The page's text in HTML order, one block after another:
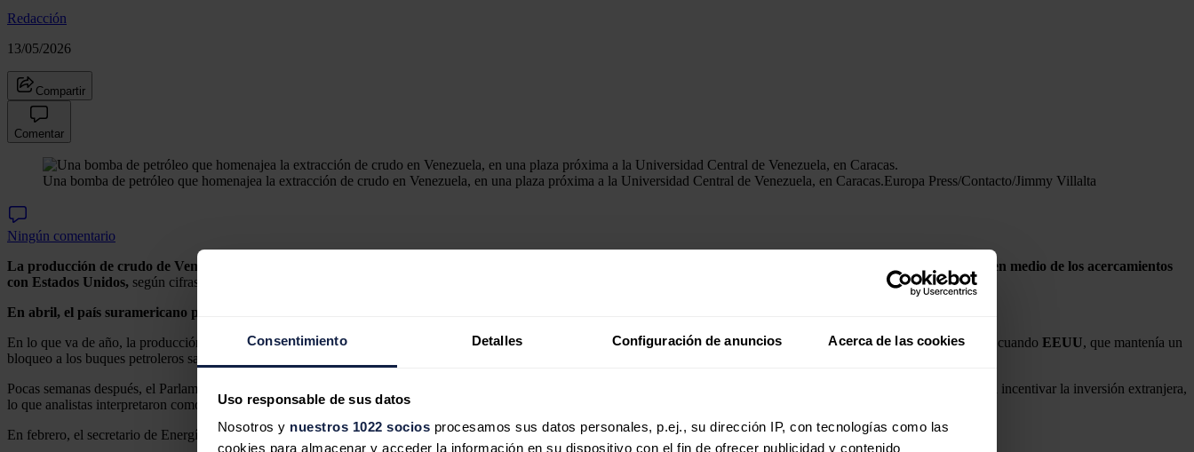
Consentimiento Detalles Configuración de anuncios Acerca de las cookies
Uso responsable de sus datos
Nosotros y nuestros 1022 socios procesamos sus datos personales, p.ej., su dirección IP, con tecnologías como las
cookies para almacenar y acceder la información en su dispositivo con el fin de ofrecer publicidad y contenido
Redacción
13/05/2026
Compartir
Comentar
Una bomba de petróleo que homenajea la extracción de crudo en Venezuela, en una plaza próxima a la Universidad Central de Venezuela, en Caracas.Europa Press/Contacto/Jimmy Villalta
Ningún comentario
La producción de crudo de Venezuela creció en abril por tercer mes consecutivo y subió un 3,7% respecto a marzo, en un contexto de apertura petrolera impulsada en medio de los acercamientos
con Estados Unidos, según cifras oficiales recogidas en un informe publicado este miércoles por la Organización de Países Exportadores de Petróleo (OPEP).
En abril, el país suramericano produjo un promedio de 1.136.000 barriles por día (bpd), mientras que en marzo fueron 1.095.000 bpd.
En lo que va de año, la producción de este país, que cuenta con las mayores reservas probadas de petróleo del mundo, ha aumentado un 22,9%, desde los 924.000 bpd de enero, cuando EEUU, que mantenía un
bloqueo a los buques petroleros sancionados que entraran y salieran de Venezuela, capturó a
Pocas semanas después, el Parlamento, controlado por el chavismo, aprobó una reforma de la ley de hidrocarburos impulsada por la presidenta encargada, Delcy Rodríguez, para incentivar la inversión extranjera,
lo que analistas interpretaron como el desmantelamiento del legado deHugo Chávez
En febrero, el secretario de Energía de EEUU,Chris Wright,viajó a Caracas y estableció con Rodríguez una asociación energética a largo plazo.